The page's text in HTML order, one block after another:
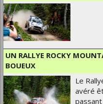
UN RALLYE ROCKY
BOUEUX
Le
avéré